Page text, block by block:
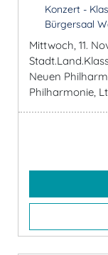
Konzert -
Bürgersaal
Mittwoch, 11.
Neuen
Philharmonie,